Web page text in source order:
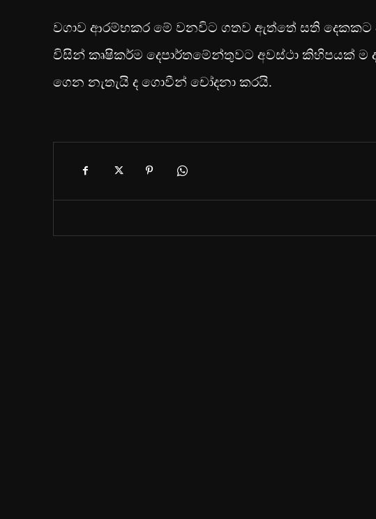
වගාව ආරම්භකර මේ වනවිට ගතව ඇත්තේ සති දෙකකට
විසින් කෘෂිකර්ම දෙපාර්තමේන්තුවට අවස්ථා කිහිපයක් ම
ගෙන නැතැයි ද ගොවීන් චෝදනා කරයි.